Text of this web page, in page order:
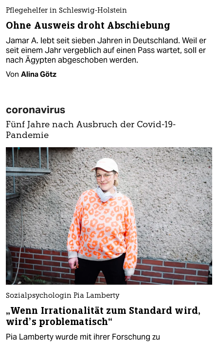
Pflegehelfer in Schleswig-Holstein
Ohne Ausweis droht Abschiebung
Jamar A. lebt seit sieben Jahren in Deutschland. Weil er
seit einem Jahr vergeblich auf einen Pass wartet, soll er
nach Ägypten abgeschoben werden.
Von Alina Götz
coronavirus
Fünf Jahre nach Ausbruch der Covid-19-
Pandemie
Sozialpsychologin Pia Lamberty
„Wenn Irrationalität zum Standard wird,
wird’s problematisch“
Pia Lamberty wurde mit ihrer Forschung zu